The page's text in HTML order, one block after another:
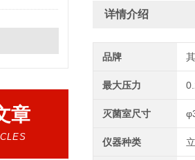
章
详情介绍
品牌
最大压力
灭菌室尺寸
仪器种类